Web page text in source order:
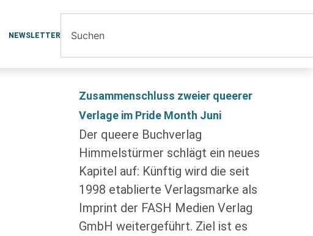
NEWSLETTER
Zusammenschluss zweier queerer
Verlage im Pride Month Juni
Der queere Buchverlag
Himmelstürmer schlägt ein neues
Kapitel auf: Künftig wird die seit
1998 etablierte Verlagsmarke als
Imprint der FASH Medien Verlag
GmbH weitergeführt. Ziel ist es